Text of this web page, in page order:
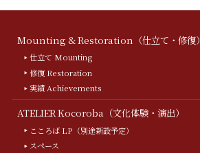
Mounting & Restoration（仕立て・修復）
仕立て Mounting
修復 Restoration
実績 Achievements
ATELIER Kocoroba（文化体験・演出）
こころば LP（別途新設予定）
スペース